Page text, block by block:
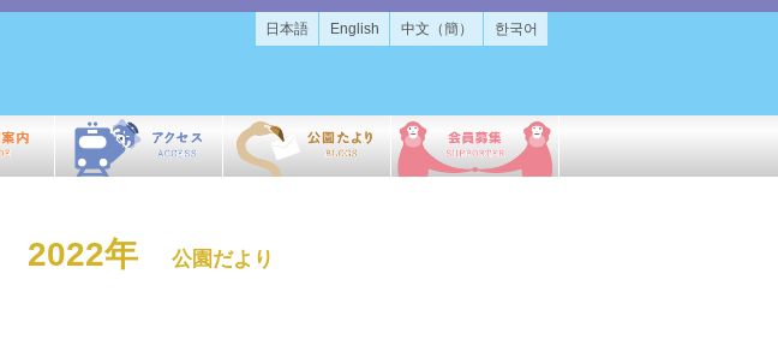
日本語 English 中文（簡） 한국어
2022年 公園だより